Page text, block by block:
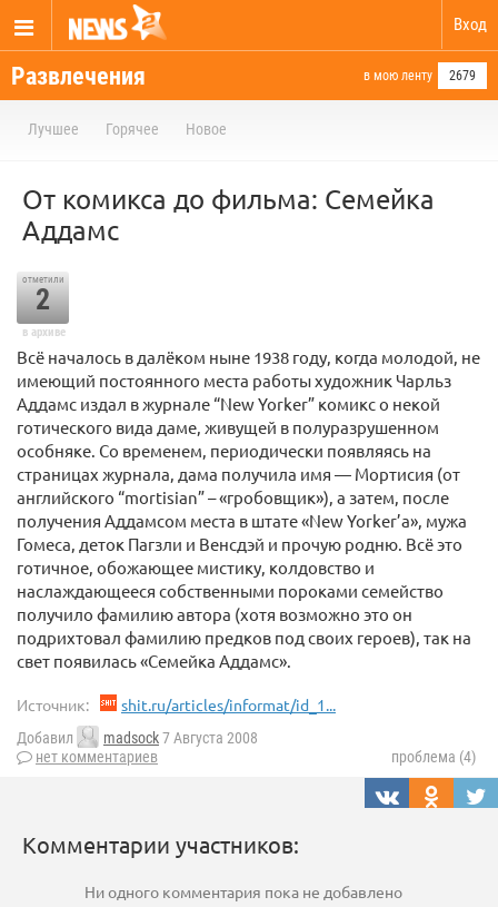
Вход
Развлечения в мою ленту 2679
Лучшее Горячее Новое
От комикса до фильма: Семейка
Аддамс
отметили
2
в архиве
Всё началось в далёком ныне 1938 году, когда молодой, не
имеющий постоянного места работы художник Чарльз
Аддамс издал в журнале “New Yorker” комикс о некой
готического вида даме, живущей в полуразрушенном
особняке. Со временем, периодически появляясь на
страницах журнала, дама получила имя — Мортисия (от
английского “mortisian” – «гробовщик»), а затем, после
получения Аддамсом места в штате «New Yorker’a», мужа
Гомеса, деток Пагзли и Венсдэй и прочую родню. Всё это
готичное, обожающее мистику, колдовство и
наслаждающееся собственными пороками семейство
получило фамилию автора (хотя возможно это он
подрихтовал фамилию предков под своих героев), так на
свет появилась «Семейка Аддамс».
Источник: shit.ru/articles/informat/id_1...
Добавил madsock7 Августа 2008
нет комментариев
проблема (4)
Комментарии участников:
Ни одного комментария пока не добавлено